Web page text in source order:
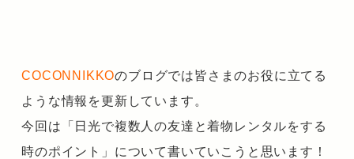
COCONNIKKOのブログでは皆さまのお役に立てる
ような情報を更新しています。
今回は「日光で複数人の友達と着物レンタルをする
時のポイント」について書いていこうと思います！